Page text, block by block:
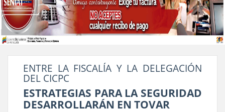
ENTRE LA FISCALÍA Y LA DELEGACIÓN
DEL CICPC
ESTRATEGIAS PARA LA SEGURIDAD
DESARROLLARÁN EN TOVAR